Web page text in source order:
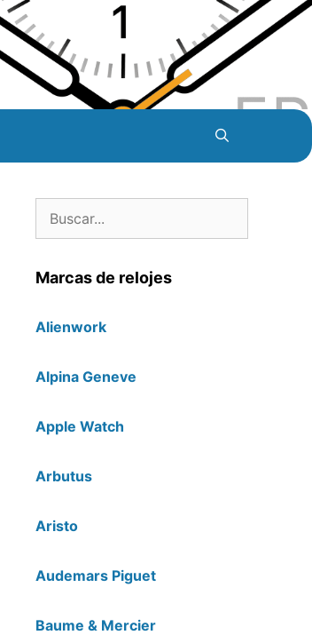
Marcas de relojes
Alienwork
Alpina Geneve
Apple Watch
Arbutus
Aristo
Audemars Piguet
Baume & Mercier